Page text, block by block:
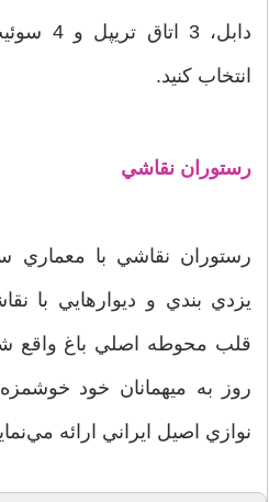
دابل، 3
انتخاب كنيد.
رستوران نقاشي
رستوران نقاشي با معماري
يزدي بندي و ديوارهايي با
قلب محوطه اصلي باغ واقع
روز به ميهمانان خود
نوازي اصيل ايراني ارائه